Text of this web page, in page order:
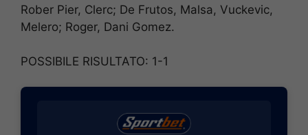
Rober Pier, Clerc; De Frutos, Malsa, Vuckevic,
Melero; Roger, Dani Gomez.
POSSIBILE RISULTATO: 1-1